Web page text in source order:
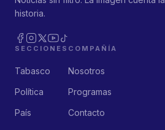
historia.
SECCIONES
Tabasco
Política
País
COMPAÑÍA
Nosotros
Programas
Contacto